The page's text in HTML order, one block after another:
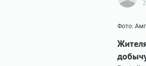
Фото: